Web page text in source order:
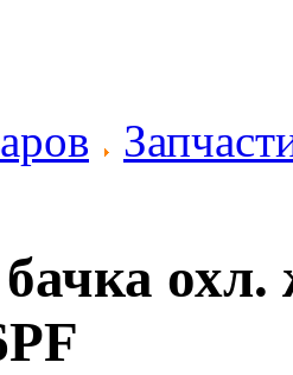
охл.